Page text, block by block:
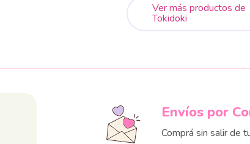
Ver más productos de
Tokidoki
Envíos por
Comprá sin salir de